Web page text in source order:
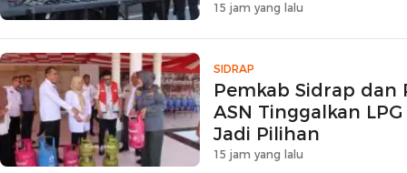
15 jam yang lalu
SIDRAP
Pemkab Sidrap
ASN Tinggalkan
Jadi Pilihan
15 jam yang lalu